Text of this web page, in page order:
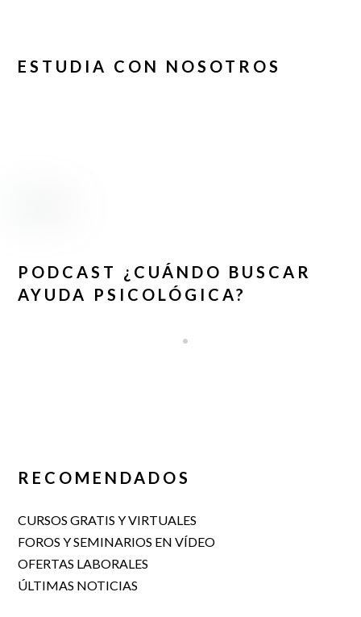
ESTUDIA CON NOSOTROS
PODCAST ¿CUÁNDO BUSCAR
AYUDA PSICOLÓGICA?
RECOMENDADOS
CURSOS GRATIS Y VIRTUALES
FOROS Y SEMINARIOS EN VÍDEO
OFERTAS LABORALES
ÚLTIMAS NOTICIAS